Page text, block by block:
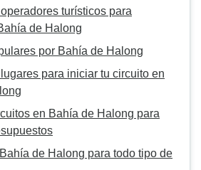
turísticos para
de Halong
por Bahía de Halong
para iniciar tu circuito en
en Bahía de Halong para
de Halong para todo tipo de